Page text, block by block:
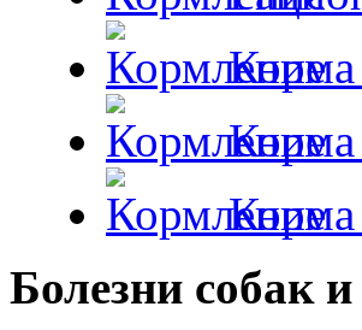
Корма
Корма
Корма
Болезни собак